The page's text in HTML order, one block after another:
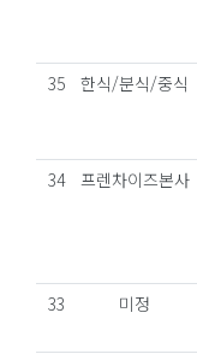
35 한식/분식/중식
34 프렌차이즈본사
33 미정